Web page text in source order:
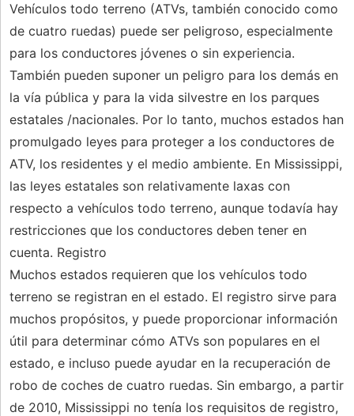
Vehículos todo terreno (ATVs, también conocido como
de cuatro ruedas) puede ser peligroso, especialmente
para los conductores jóvenes o sin experiencia.
También pueden suponer un peligro para los demás en
la vía pública y para la vida silvestre en los parques
estatales /nacionales. Por lo tanto, muchos estados han
promulgado leyes para proteger a los conductores de
ATV, los residentes y el medio ambiente. En Mississippi,
las leyes estatales son relativamente laxas con
respecto a vehículos todo terreno, aunque todavía hay
restricciones que los conductores deben tener en
cuenta. Registro
Muchos estados requieren que los vehículos todo
terreno se registran en el estado. El registro sirve para
muchos propósitos, y puede proporcionar información
útil para determinar cómo ATVs son populares en el
estado, e incluso puede ayudar en la recuperación de
robo de coches de cuatro ruedas. Sin embargo, a partir
de 2010, Mississippi no tenía los requisitos de registro,